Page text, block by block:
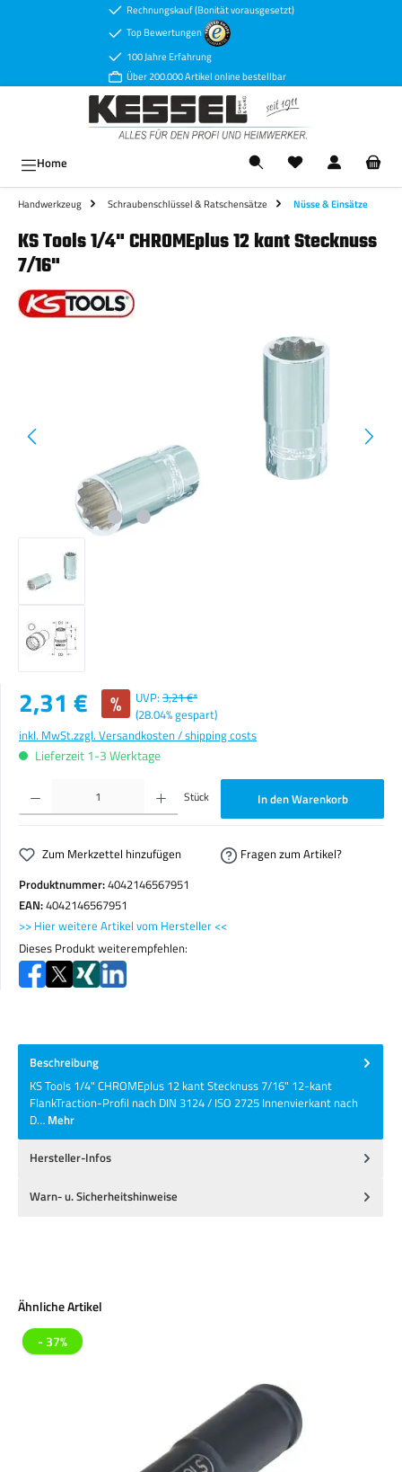
Zum Hauptinhalt springenRechnungskauf (Bonität vorausgesetzt)
Top Bewertungen
100 Jahre Erfahrung
Über 200.000 Artikel online bestellbar
Home
Handwerkzeug Schraubenschlüssel & Ratschensätze Nüsse & Einsätze
KS Tools 1/4" CHROMEplus 12 kant Stecknuss
7/16"
Verkaufspreis:
2,31 € % UVP: 3,21 €*
(28.04% gespart)
inkl. MwSt.zzgl. Versandkosten / shipping costs
Lieferzeit 1-3 Werktage
Produkt Anzahl: Gib den gewünschten Wert ein oder benutze die Schaltflächen um die Anzahl zu
Stück In den Warenkorb
Zum Merkzettel hinzufügen
Fragen zum Artikel?
Produktnummer:4042146567951
EAN:4042146567951
>> Hier weitere Artikel vom Hersteller <<
Dieses Produkt weiterempfehlen:
Beschreibung
KS Tools 1/4" CHROMEplus 12 kant Stecknuss 7/16" 12-kant
FlankTraction-Profil nach DIN 3124 / ISO 2725 Innenvierkant nach
D… Mehr
Hersteller-Infos
Warn- u. Sicherheitshinweise
Produktgalerie überspringen
Ähnliche Artikel
- 37%